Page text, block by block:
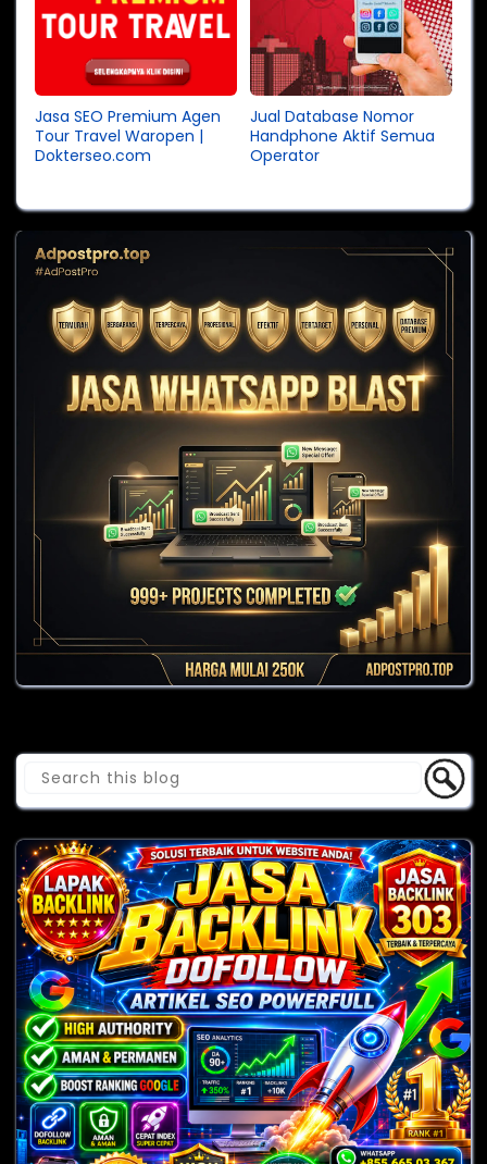
Jasa SEO Premium Agen
Tour Travel Waropen |
Dokterseo.com
Jual Database Nomor
Handphone Aktif Semua
Operator